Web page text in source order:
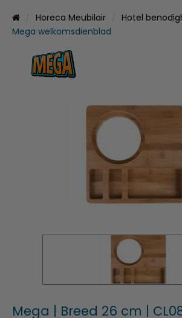
Horeca Meubilair
Hotel
Mega welkomsdienblad
Mega | Breed 26 cm |